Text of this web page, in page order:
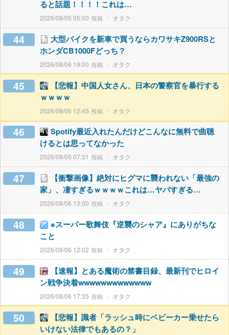
ると話題！！！！これは…
2026/08/05 05:00 オタク
44
大型バイクを新車で買うならカワサキZ900RSと
ホンダCB1000Fどっち？
2026/08/06 19:00 オタク
45
【悲報】中国人女さん、日本の警察官を暴行する
ｗｗｗｗ
2026/08/06 12:45 オタク
46
Spotify最近入れたんだけどこんなに無料で曲聴
けるとは思ってなかった
2026/08/05 07:31 オタク
47
【衝撃画像】絶対にヒグマに襲われない「最強の
家」、凄すぎるｗｗｗｗこれは…ヤバすぎる…
2026/08/06 13:00 オタク
48
※スーパー歌舞伎『逆襲のシャア』にありがちな
こと
2026/08/06 12:02 オタク
49
【速報】とある魔術の禁書目録、最新刊でヒロイ
ン戦争決着wwwwwwwwwwwww
2026/08/06 17:35 オタク
50
【悲報】識者「ラッシュ時にベビーカー乗せたら
いけない法律でもあるの？」